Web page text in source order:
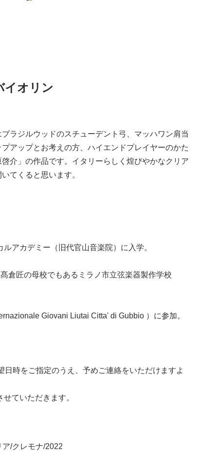
イオリン
ラジルウッドのスチューデント弓、マッハワン肩当
アップとお考えの方、ハイエンドプレイヤーのかた
介」の作品です。イタリーらしく煌びやかなクリア
てくると思います。
アカデミー（旧代官山音楽院）に入学。
倉匠の母校でもあるミラノ市立弦楽器製作学校
Giovani Liutai Citta' di Gubbio ）に参加。
時をご指定のうえ、予めご連絡をいただけますよ
ていただきます。
ア/クレモナ/2022